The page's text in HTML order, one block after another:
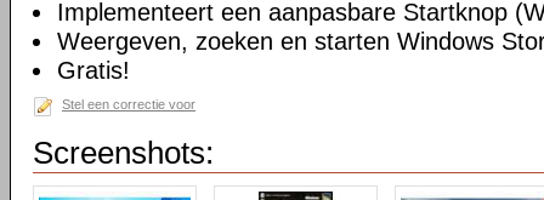
Implementeert een aanpasbare Startknop
Weergeven, zoeken en starten Windows
Gratis!
Stel een correctie voor
Screenshots: